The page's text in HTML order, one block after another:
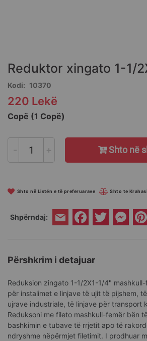
beginning
the
images
gallery
Reduktor xingato 1-1/
Kodi 10370
220 Lekë
Copë (1 Copë)
- + Shto në
Shto në Listën e të preferuarave Shto te
Shpërndaj: Email Facebook
Twitter
Përshkrim i detajuar
Reduksion zingato 1-1/2X1-1/4"
për instalimet e linjave të ujit të pijshem,
ujrave industriale, të linjave për transport
Reduksoni me fileto mashkull-femër bën
bashkimin e tubave të rrjetit apo të
ndryshme nëpërmjet filetimit. I prodhuar